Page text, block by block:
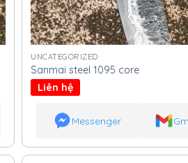
UNCATEGORIZED
Sanmai steel 1095 core
Liên hệ
Messenger